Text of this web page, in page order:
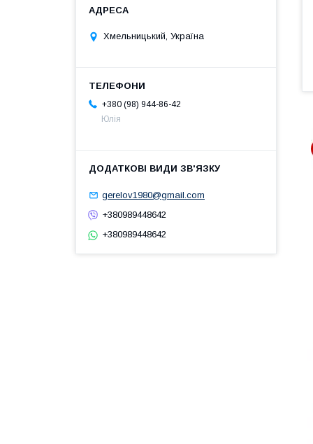
Хмельницький, Україна
+380 (98) 944-86-42
Юлія
gerelov1980@gmail.com
+380989448642
+380989448642